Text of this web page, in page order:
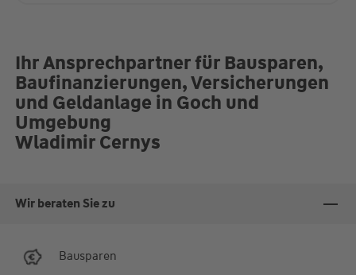
Ihr Ansprechpartner für Bausparen,
Baufinanzierungen, Versicherungen
und Geldanlage in Goch und
Umgebung
Wladimir Cernys
Wir beraten Sie zu
Bausparen